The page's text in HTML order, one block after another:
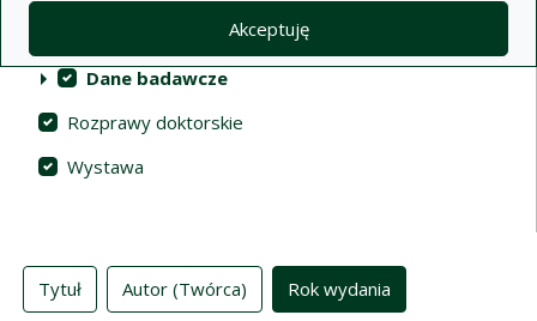
Akceptuję
Dane badawcze
Rozprawy doktorskie
Wystawa
Indeksy
Tytuł Autor (Twórca) Rok wydania